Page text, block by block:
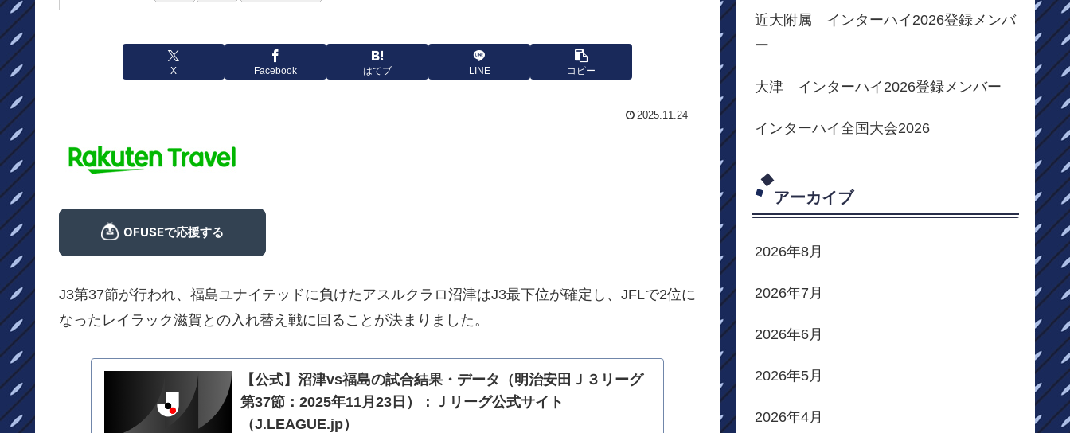
X Facebook はてブ LINE コピー
2025.11.24
J3第37節が行われ、福島ユナイテッドに負けたアスルクラロ沼津はJ3最下位が確定し、JFLで2位に
なったレイラック滋賀との入れ替え戦に回ることが決まりました。
【公式】沼津vs福島の試合結果・データ（明治安田Ｊ３リーグ
第37節：2025年11月23日）：Ｊリーグ公式サイト
（J.LEAGUE.jp）
近大附属 インターハイ2026登録メンバ
ー
大津 インターハイ2026登録メンバー
インターハイ全国大会2026
アーカイブ
2026年8月
2026年7月
2026年6月
2026年5月
2026年4月